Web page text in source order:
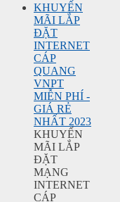
KHUYẾN
MÃI LẮP
ĐẶT
INTERNET
CÁP
QUANG
VNPT
MIỄN PHÍ -
GIÁ RẺ
NHẤT 2023
KHUYẾN
MÃI LẮP
ĐẶT
MẠNG
INTERNET
CÁP